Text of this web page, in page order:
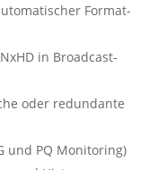
Format-
in Broadcast-
oder redundante
und PQ Monitoring)